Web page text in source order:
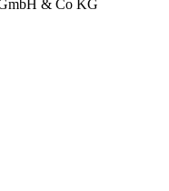
& Co KG